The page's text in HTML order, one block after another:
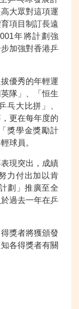
大眾對這項運
項目制訂長遠
年將計劃強
加強對香港乒
優秀的年輕運
隊」、「恒生
乓大比拼」、
更在每年度的
獎學金獎勵計
球員。
現突出，成績
力付出加以肯
劃」推廣至全
過去一年在乒
獎者將獲頒發
各得獎者有關